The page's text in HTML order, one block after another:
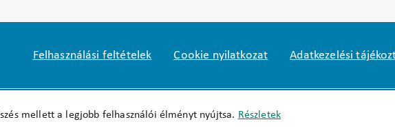
mellett a legjobb felhasználói élményt nyújtsa. Részletek
Felhasználási feltételek Cookie nyilatkozat Adatkezelési
okfo@okfo.gov.hu +361 356 1522 1125